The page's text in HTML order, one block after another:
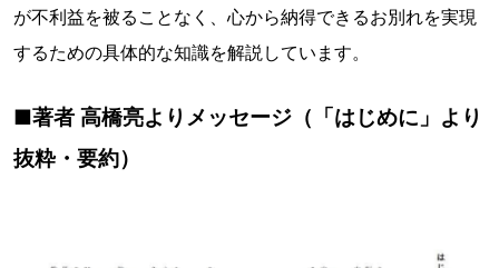
が不利益を被ることなく、心から納得できるお別れを実現
するための具体的な知識を解説しています。
■著者 高橋亮よりメッセージ（「はじめに」より
抜粋・要約）